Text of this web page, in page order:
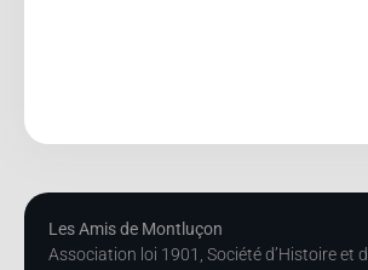
Les Amis de Montluçon
Association loi 1901, Société d’Histoire et